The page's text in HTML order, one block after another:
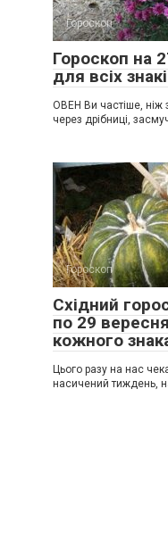
Гороскоп
Гороскоп на
для всіх
ОВЕН Ви частіше, ніж
через дрібниці,
Гороскоп
Східний
по 29
кожного
Цього разу на нас
насичений тиждень,